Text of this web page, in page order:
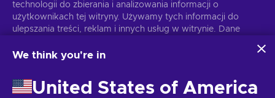
Subskrybuj
Możesz anulować subskrypcję w dowolnej chwili. Sprawdź Politykę
technologii do zbierania i analizowania informacji o
użytkownikach tej witryny. Używamy tych informacji do
ulepszania treści, reklam i innych usług w witrynie. Dane
do personalizacji reklam.
korzystanie z tych technologii przez firmę Eneba i jej
partnerów. Zgodę można dostosować, klikając przycisk
We think you're in
United States of America